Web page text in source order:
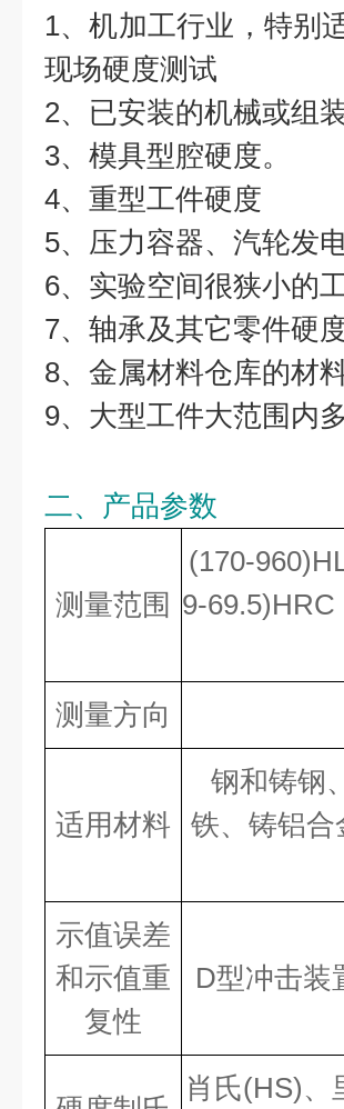
1、机加工行业，特别
现场硬度测试
2、已安装的机械或组
3、模具型腔硬度。
4、重型工件硬度
5、压力容器、汽轮发
6、实验空间很狭小的
7、轴承及其它零件硬
8、金属材料仓库的材
9、大型工件大范围内
二、产品参数
测量范围
(170-
9-
测量方向
适用材料
钢和铸钢
铁、铸铝
示值误差
和示值重
复性
D型冲击装
肖氏(HS)、